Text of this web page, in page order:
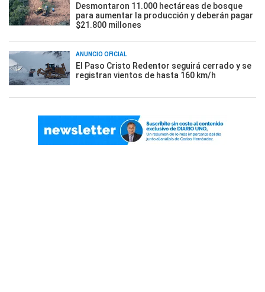
Desmontaron 11.000 hectáreas de bosque
para aumentar la producción y deberán pagar
$21.800 millones
ANUNCIO OFICIAL
El Paso Cristo Redentor seguirá cerrado y se
registran vientos de hasta 160 km/h